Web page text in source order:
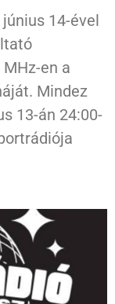
14-ével
en a
Mindez
13-án 24:00-